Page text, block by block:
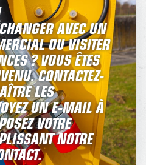
AVEC UN
OU VISITER
? VOUS ÊTES
CONTACTEZ-
LES
UN E-MAIL À
VOTRE
NOTRE